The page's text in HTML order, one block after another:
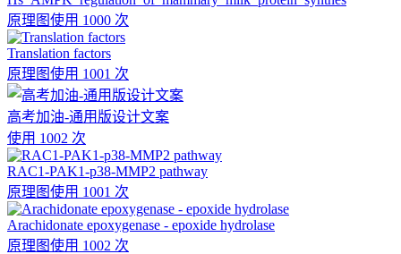
原理图使用 1000 次
Translation factors
原理图使用 1001 次
高考加油-通用版设计文案
使用 1002 次
RAC1-PAK1-p38-MMP2 pathway
原理图使用 1001 次
Arachidonate epoxygenase - epoxide hydrolase
原理图使用 1002 次